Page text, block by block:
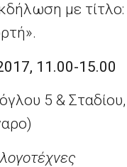
με τίτλο:
11.00-15.00
5 & Σταδίου,